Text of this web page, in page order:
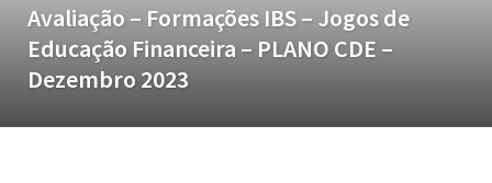
Avaliação – Formações IBS – Jogos de
Educação Financeira – PLANO CDE –
Dezembro 2023